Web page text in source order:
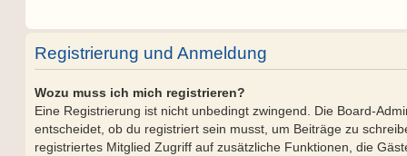
Registrierung und Anmeldung
Wozu muss ich mich registrieren?
Eine Registrierung ist nicht unbedingt zwingend. Die Board-
entscheidet, ob du registriert sein musst, um Beiträge zu
registriertes Mitglied Zugriff auf zusätzliche Funktionen, die